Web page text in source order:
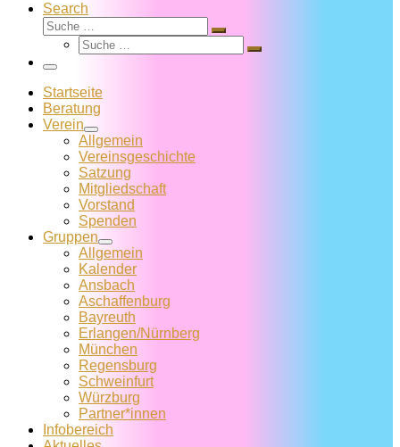
Search
Suche
Suche
Suche
Suche
Menü
Startseite
Beratung
Verein
Allgemein
Vereins­geschichte
Satzung
Mitglied­schaft
Vorstand
Spenden
Gruppen
Allgemein
Kalender
Ansbach
Aschaffenburg
Bayreuth
Erlangen/Nürnberg
München
Regensburg
Schweinfurt
Würzburg
Partner*innen
Infobereich